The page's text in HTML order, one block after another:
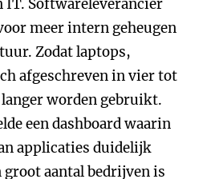
Softwareleverancier
meer intern geheugen
Zodat laptops,
afgeschreven in vier tot
worden gebruikt.
een dashboard waarin
applicaties duidelijk
aantal bedrijven is